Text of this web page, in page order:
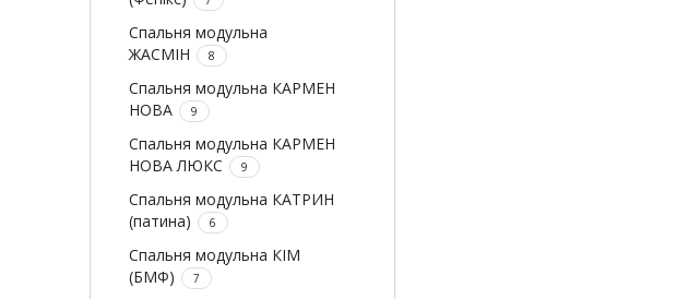
Спальня модульна
ЖАСМІН
8
Спальня модульна КАРМЕН
НОВА
9
Спальня модульна КАРМЕН
НОВА ЛЮКС
9
Спальня модульна КАТРИН
(патина)
6
Спальня модульна КІМ
(БМФ)
7